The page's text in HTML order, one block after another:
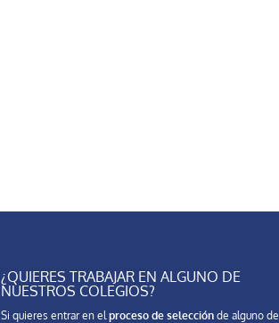
¿QUIERES TRABAJAR EN ALGUNO DE
NUESTROS COLEGIOS?
Si quieres entrar en el proceso de selecciónde alguno de